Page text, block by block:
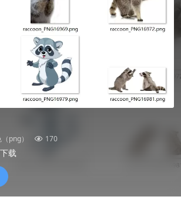
png） 170
载